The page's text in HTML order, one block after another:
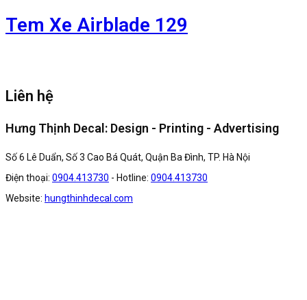
Tem Xe Airblade 129
Liên hệ
Hưng Thịnh Decal: Design - Printing - Advertising
Số 6 Lê Duẩn, Số 3 Cao Bá Quát, Quận Ba Đình, TP. Hà Nội
Điện thoại: 0904.413730 - Hotline: 0904.413730
Website: hungthinhdecal.com